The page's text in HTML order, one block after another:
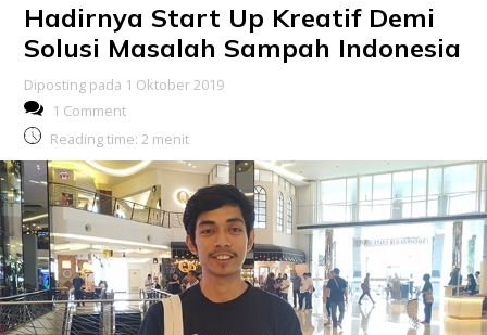
Hadirnya Start Up Kreatif Demi
Solusi Masalah Sampah Indonesia
Diposting pada 1 Oktober 2019
1 Comment
Reading time: 2 menit